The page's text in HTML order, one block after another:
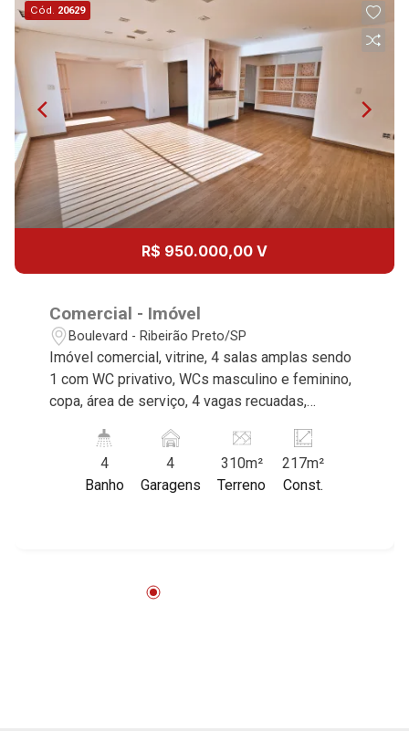
12
Aug/Wed
13
Aug/Thu
14
Aug/Sat
17
Aug/Mon
18
13:00
14:00
15:00
16:00
17:00
Cód. 20629
R$ 950.000,00 V
Comercial - Imóvel
Boulevard - Ribeirão Preto/SP
Imóvel comercial, vitrine, 4 salas amplas sendo
1 com WC privativo, WCs masculino e feminino,
copa, área de serviço, 4 vagas recuadas,
de Julho. Martinelli Imobiliária, referência no
mercado imobiliário desde 2000. Especialistas
em Venda e Locação! Avenida João Fiúsa, 1051
4
Banho
4
Garagens
310m²
Terreno
217m²
Const.